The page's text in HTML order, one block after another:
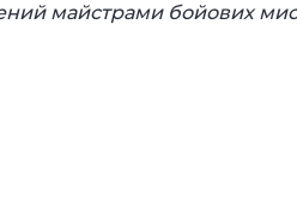
майстрами бойових